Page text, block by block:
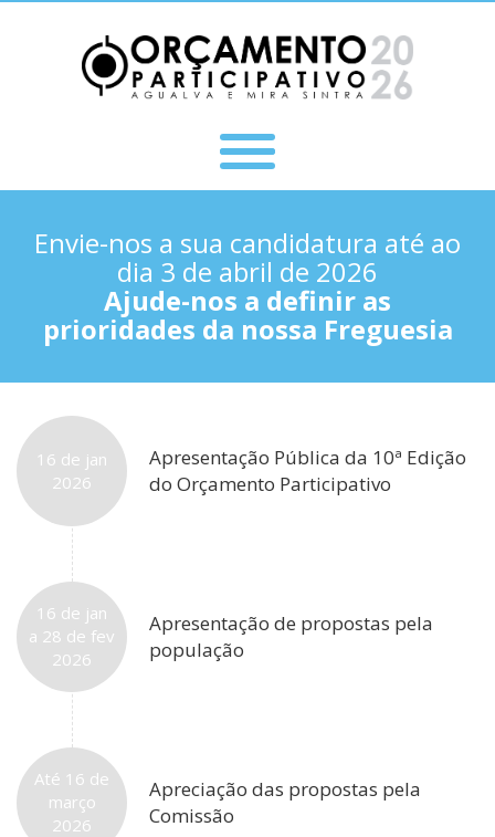
Envie-nos a sua candidatura até ao
dia 3 de abril de 2026
Ajude-nos a definir as
prioridades da nossa Freguesia
16 de jan
2026
Apresentação Pública da 10ª Edição
do Orçamento Participativo
16 de jan
a 28 de fev
2026
Apresentação de propostas pela
população
Até 16 de
março
2026
Apreciação das propostas pela
Comissão